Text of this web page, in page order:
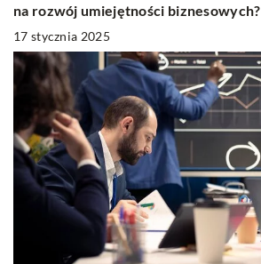
na rozwój umiejętności biznesowych?
17 stycznia 2025